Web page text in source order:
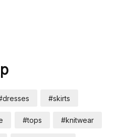
#skirts
#tops #knitwear